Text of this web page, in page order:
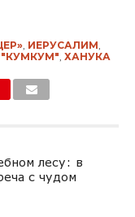
, ИЕРУСАЛИМ
"КУМКУМ" ХАНУКА
лесу: в
с чудом